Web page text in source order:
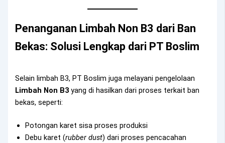
Penanganan Limbah Non B3 dari Ban
Bekas: Solusi Lengkap dari PT Boslim
Selain limbah B3, PT Boslim juga melayani pengelolaan
Limbah Non B3 yang di hasilkan dari proses terkait ban
bekas, seperti:
Potongan karet sisa proses produksi
Debu karet (rubber dust) dari proses pencacahan